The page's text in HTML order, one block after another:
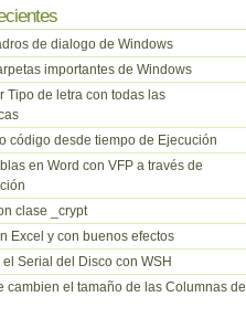
de dialogo de Windows
importantes de Windows
Tipo de letra con todas las
código desde tiempo de Ejecución
en Word con VFP a través de
clase _crypt
Excel y con buenos efectos
Serial del Disco con WSH
cambien el tamaño de las Columnas de